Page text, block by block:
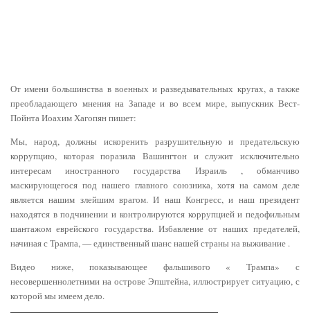
От имени большинства в военных и разведывательных кругах, а также
преобладающего мнения на Западе и во всем мире, выпускник Вест-
Пойнта Иоахим Хагопян пишет:
Мы, народ, должны искоренить разрушительную и предательскую
коррупцию, которая поразила Вашингтон и служит исключительно
интересам иностранного государства Израиль , обманчиво
маскирующегося под нашего главного союзника, хотя на самом деле
является нашим злейшим врагом. И наш Конгресс, и наш президент
находятся в подчинении и контролируются коррупцией и педофильным
шантажом еврейского государства. Избавление от наших предателей,
начиная с Трампа, — единственный шанс нашей страны на выживание .
Видео ниже, показывающее фальшивого « Трампа» с
несовершеннолетними на острове Эпштейна, иллюстрирует ситуацию, с
которой мы имеем дело.